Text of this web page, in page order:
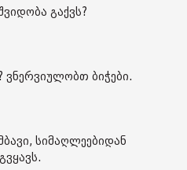
გაქვს?
ვნერვიულობთ ბიჭები.
სიმაღლეებიდან